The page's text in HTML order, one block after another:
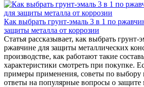
Как выбрать грунт-эмаль 3 в 1 по
защиты металла от коррозии
Статья рассказывает, как выбрать грунт-
ржавчине для защиты металлических
производстве, как работают такие
характеристики смотреть при покупке.
примеры применения, советы по выбору
ответы на популярные вопросы о защите